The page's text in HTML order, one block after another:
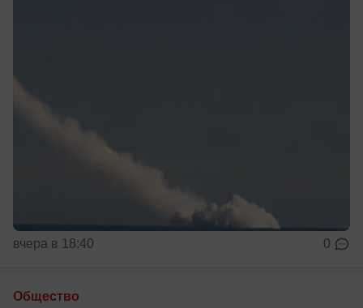
вчера в 18:40 0
Общество